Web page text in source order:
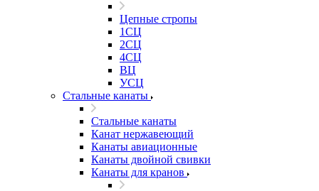
Цепные стропы
1СЦ
2СЦ
4СЦ
ВЦ
УСЦ
Стальные канаты
Стальные канаты
Канат нержавеющий
Канаты авиационные
Канаты двойной свивки
Канаты для кранов